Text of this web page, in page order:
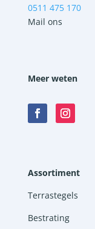
0511 475 170
Mail ons
Meer weten
Assortiment
Terrastegels
Bestrating